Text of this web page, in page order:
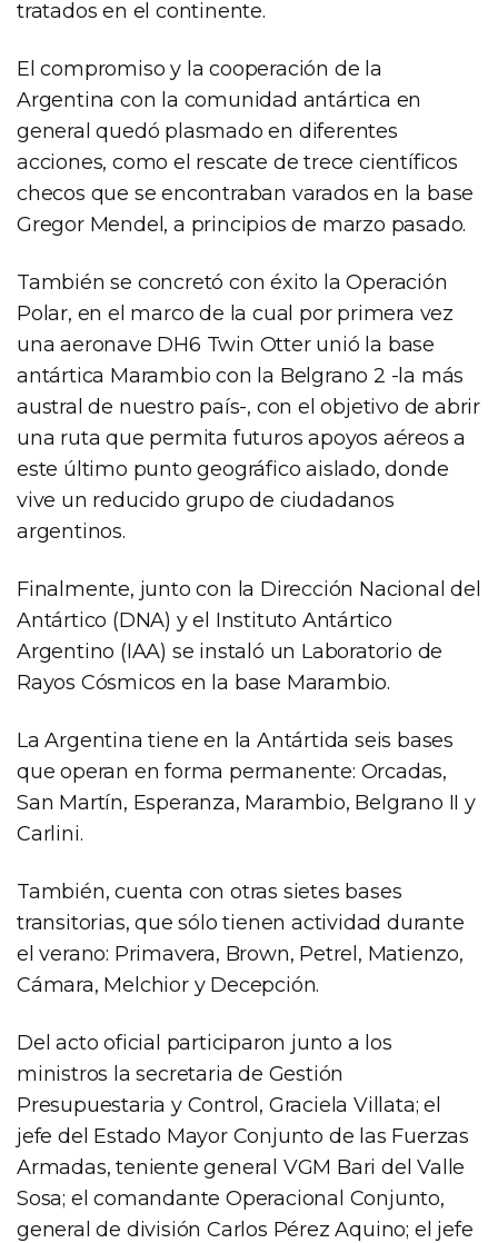
tratados en el continente.
El compromiso y la cooperación de la
Argentina con la comunidad antártica en
general quedó plasmado en diferentes
acciones, como el rescate de trece científicos
checos que se encontraban varados en la base
Gregor Mendel, a principios de marzo pasado.
También se concretó con éxito la Operación
Polar, en el marco de la cual por primera vez
una aeronave DH6 Twin Otter unió la base
antártica Marambio con la Belgrano 2 -la más
austral de nuestro país-, con el objetivo de abrir
una ruta que permita futuros apoyos aéreos a
este último punto geográfico aislado, donde
vive un reducido grupo de ciudadanos
argentinos.
Finalmente, junto con la Dirección Nacional del
Antártico (DNA) y el Instituto Antártico
Argentino (IAA) se instaló un Laboratorio de
Rayos Cósmicos en la base Marambio.
La Argentina tiene en la Antártida seis bases
que operan en forma permanente: Orcadas,
San Martín, Esperanza, Marambio, Belgrano II y
Carlini.
También, cuenta con otras sietes bases
transitorias, que sólo tienen actividad durante
el verano: Primavera, Brown, Petrel, Matienzo,
Cámara, Melchior y Decepción.
Del acto oficial participaron junto a los
ministros la secretaria de Gestión
Presupuestaria y Control, Graciela Villata; el
jefe del Estado Mayor Conjunto de las Fuerzas
Armadas, teniente general VGM Bari del Valle
Sosa; el comandante Operacional Conjunto,
general de división Carlos Pérez Aquino; el jefe